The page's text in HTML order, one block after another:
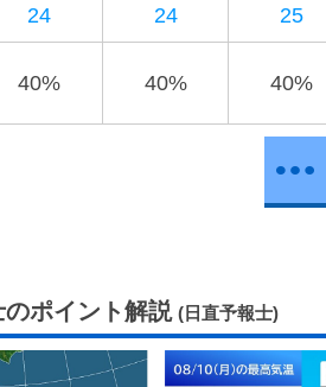
24
24
25
40% 40% 40%
ポイント解説 (日直予報士)